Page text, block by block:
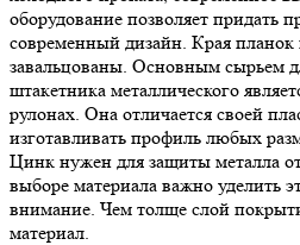
оборудование позволяет придать
современный дизайн. Края планок
завальцованы. Основным сырьем
штакетника металлического
рулонах. Она отличается своей
изготавливать профиль любых
Цинк нужен для защиты металла
выборе материала важно уделить
внимание. Чем толще слой
материал.